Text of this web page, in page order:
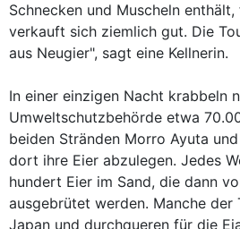
Schnecken und Muscheln
verkauft sich ziemlich gut. Die
aus Neugier", sagt eine Kellnerin.
In einer einzigen Nacht krabbeln
Umweltschutzbehörde etwa
beiden Stränden Morro Ayuta
dort ihre Eier abzulegen. Jedes
hundert Eier im Sand, die dann
ausgebrütet werden. Manche der
Japan und durchqueren für die